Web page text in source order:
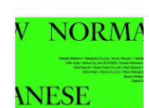
COLUMN
コラム